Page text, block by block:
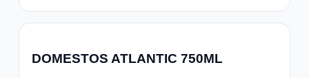
DOMESTOS ATLANTIC 750ML